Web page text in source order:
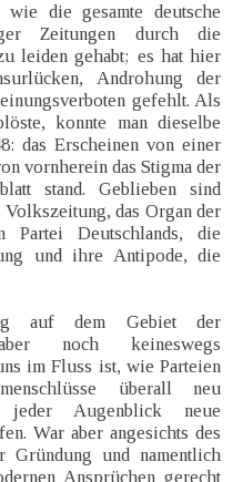
die gesamte deutsche
Zeitungen durch die
leiden gehabt; es hat hier
Androhung der
gefehlt. Als
konnte man dieselbe
das Erscheinen von einer
vornherein das Stigma der
stand. Geblieben sind
das Organ der
Partei Deutschlands, die
und ihre Antipode, die
auf dem Gebiet der
noch keineswegs
im Fluss ist, wie Parteien
überall neu
Augenblick neue
War aber angesichts des
Gründung und namentlich
Ansprüchen gerecht